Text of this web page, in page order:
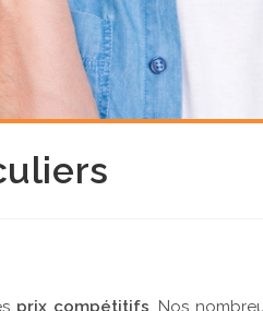
prix compétitifs. Nos